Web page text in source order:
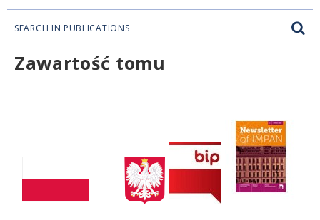
SEARCH IN PUBLICATIONS
Zawartość tomu